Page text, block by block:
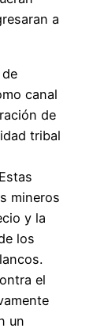
a
canal
de
tribal
mineros
y la
los
el
un